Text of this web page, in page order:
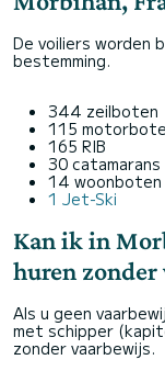
De voiliers worden
bestemming.
344 zeilboten
115
165 RIB
30 catamarans
14 woonboten
1 Jet-Ski
Kan ik in
huren zonder
Als u geen
met schipper
zonder vaarbewijs.